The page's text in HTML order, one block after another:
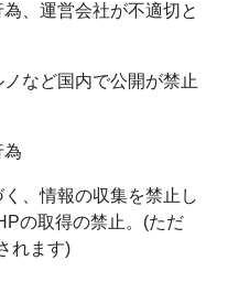
、運営会社が不適切と
など国内で公開が禁止
為
、情報の収集を禁止し
の取得の禁止。(ただ
れます)